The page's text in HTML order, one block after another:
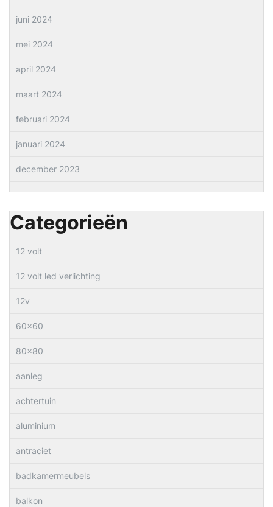
juni 2024
mei 2024
april 2024
maart 2024
februari 2024
januari 2024
december 2023
Categorieën
12 volt
12 volt led verlichting
12v
60×60
80×80
aanleg
achtertuin
aluminium
antraciet
badkamermeubels
balkon